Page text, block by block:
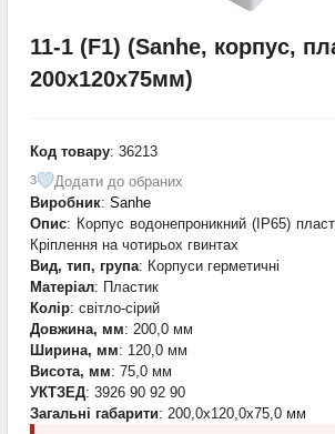
11-1 (F1) (Sanhe, корпус,
200х120х75мм)
Код товару: 36213
3
Додати до обраних
Виробник: Sanhe
Опис: Корпус водонепроникний (IP65)
Кріплення на чотирьох гвинтах
Вид, тип, група: Корпуси герметичні
Матеріал: Пластик
Колір: світло-сірий
Довжина, мм: 200,0 мм
Ширина, мм: 120,0 мм
Висота, мм: 75,0 мм
УКТЗЕД: 3926 90 92 90
Загальні габарити: 200,0x120,0x75,0 мм